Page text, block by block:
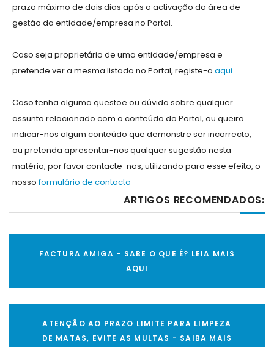
prazo máximo de dois dias após a activação da área de
gestão da entidade/empresa no Portal.
Caso seja proprietário de uma entidade/empresa e
pretende ver a mesma listada no Portal, registe-a aqui.
Caso tenha alguma questõe ou dúvida sobre qualquer
assunto relacionado com o conteúdo do Portal, ou queira
indicar-nos algum conteúdo que demonstre ser incorrecto,
ou pretenda apresentar-nos qualquer sugestão nesta
matéria, por favor contacte-nos, utilizando para esse efeito, o
nossoformulário de contacto
ARTIGOS RECOMENDADOS:
FACTURA AMIGA - SABE O QUE É? LEIA MAIS
AQUI
ATENÇÃO AO PRAZO LIMITE PARA LIMPEZA
DE MATAS, EVITE AS MULTAS - SAIBA MAIS